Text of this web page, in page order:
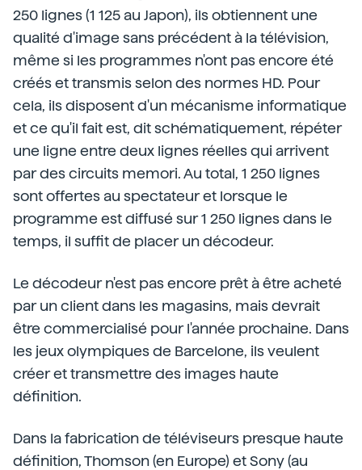
250 lignes (1 125 au Japon), ils obtiennent une
qualité d'image sans précédent à la télévision,
même si les programmes n'ont pas encore été
créés et transmis selon des normes HD. Pour
cela, ils disposent d'un mécanisme informatique
et ce qu'il fait est, dit schématiquement, répéter
une ligne entre deux lignes réelles qui arrivent
par des circuits memori. Au total, 1 250 lignes
sont offertes au spectateur et lorsque le
programme est diffusé sur 1 250 lignes dans le
temps, il suffit de placer un décodeur.
Le décodeur n'est pas encore prêt à être acheté
par un client dans les magasins, mais devrait
être commercialisé pour l'année prochaine. Dans
les jeux olympiques de Barcelone, ils veulent
créer et transmettre des images haute
définition.
Dans la fabrication de téléviseurs presque haute
définition, Thomson (en Europe) et Sony (au